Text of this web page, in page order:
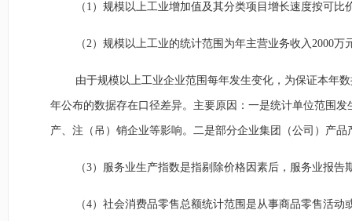
（1）规模以上工业增加值及其分类项目增长速度按可
（2）规模以上工业的统计范围为年主营业务收入2000万
由于规模以上工业企业范围每年发生变化，为保证本年
年公布的数据存在口径差异。主要原因：一是统计单位范围
产、注（吊）销企业等影响。二是部分企业集团（公司）产
（3）服务业生产指数是指剔除价格因素后，服务业报告
（4）社会消费品零售总额统计范围是从事商品零售活